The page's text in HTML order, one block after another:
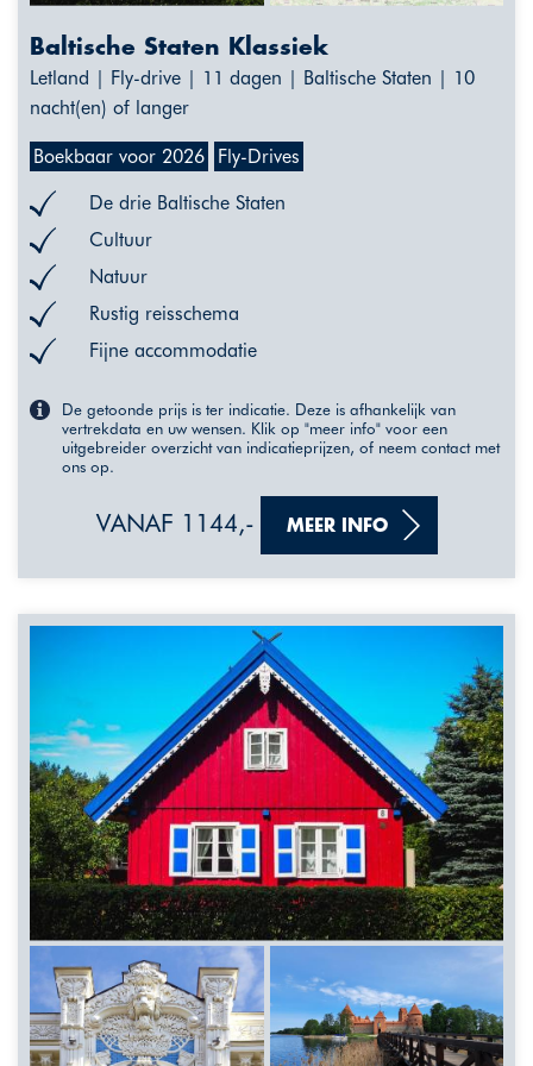
Baltische Staten Klassiek
Letland | Fly-drive | 11 dagen | Baltische Staten | 10
nacht(en) of langer
Boekbaar voor 2026 Fly-Drives
De drie Baltische Staten
Cultuur
Natuur
Rustig reisschema
Fijne accommodatie
De getoonde prijs is ter indicatie. Deze is afhankelijk van
vertrekdata en uw wensen. Klik op "meer info" voor een
uitgebreider overzicht van indicatieprijzen, of neem contact met
ons op.
VANAF 1144,- MEER INFO